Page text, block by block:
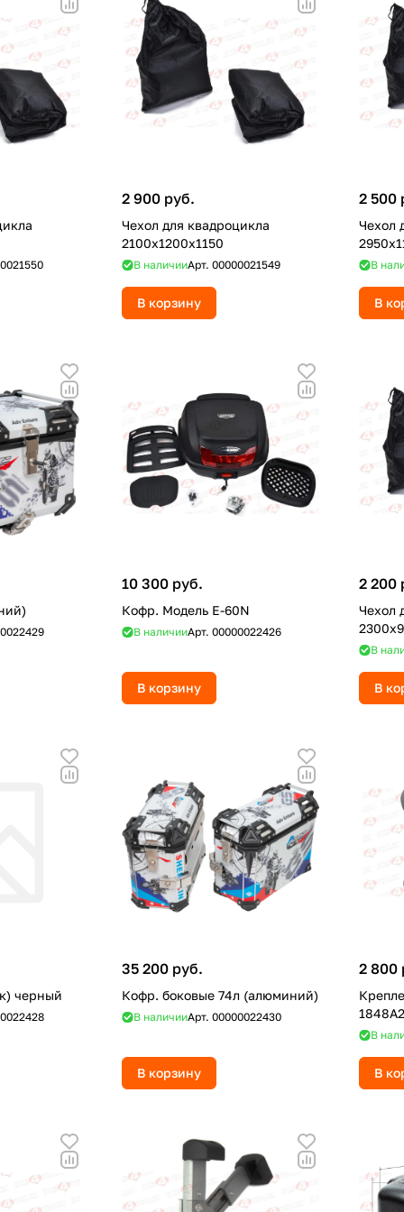
2 900 руб.
Чехол для квадроцикла
2100x1200x1150
В наличииАрт. 00000021549
В корзину
2 500
Чехол
В
В
10 300 руб.
Кофр. Модель E-60N
В наличииАрт. 00000022426
В корзину
2 200
Чехол
В
В
черный
35 200 руб.
Кофр. боковые 74л (алюминий)
В наличииАрт. 00000022430
В корзину
2 800
1848A2
В
В